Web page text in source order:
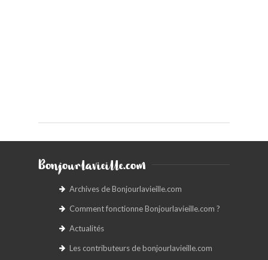
Bonjourlavieille.com
Archives de Bonjourlavieille.com
Comment fonctionne Bonjourlavieille.com ?
Actualités
Les contributeurs de bonjourlavieille.com